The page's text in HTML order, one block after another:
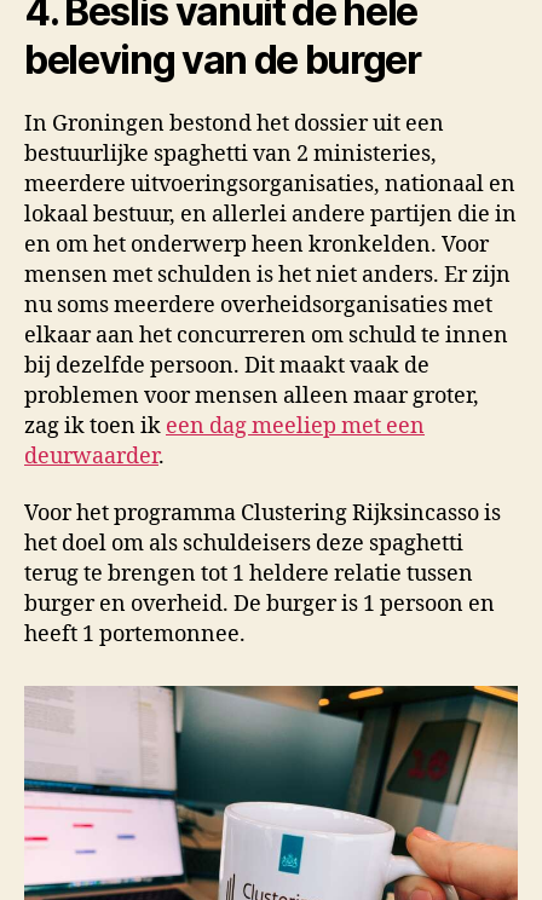
4. Beslis vanuit de héle
beleving van de burger
In Groningen bestond het dossier uit een
bestuurlijke spaghetti van 2 ministeries,
meerdere uitvoeringsorganisaties, nationaal en
lokaal bestuur, en allerlei andere partijen die in
en om het onderwerp heen kronkelden. Voor
mensen met schulden is het niet anders. Er zijn
nu soms meerdere overheidsorganisaties met
elkaar aan het concurreren om schuld te innen
bij dezelfde persoon. Dit maakt vaak de
problemen voor mensen alleen maar groter,
zag ik toen ik een dag meeliep met een
deurwaarder.
Voor het programma Clustering Rijksincasso is
het doel om als schuldeisers deze spaghetti
terug te brengen tot 1 heldere relatie tussen
burger en overheid. De burger is 1 persoon en
heeft 1 portemonnee.